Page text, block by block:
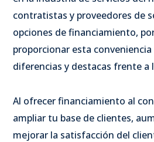
contratistas y proveedores de
opciones de financiamiento,
proporcionar esta
diferencias y destacas frente a
Al ofrecer financiamiento al
ampliar tu base de clientes,
mejorar la satisfacción del